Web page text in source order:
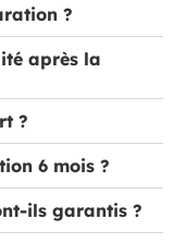
?
après la
?
6 mois ?
ils garantis ?